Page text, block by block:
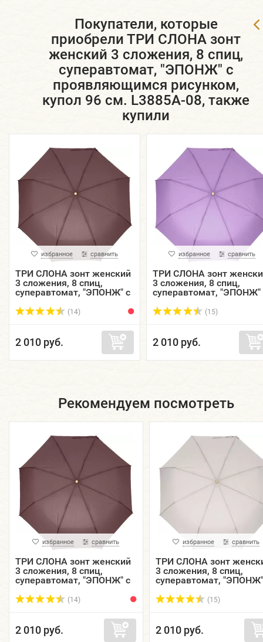
Покупатели, которые
приобрели ТРИ СЛОНА зонт
женский 3 сложения, 8 спиц,
суперавтомат, "ЭПОНЖ" с
проявляющимся рисунком,
купол 96 см. L3885A-08, также
купили
избранное сравнить
ТРИ СЛОНА зонт женский
3 сложения, 8 спиц,
суперавтомат, "ЭПОНЖ" с
рисунком, купол 96 см.
(14)
2 010 руб.
избранное сравнить
ТРИ СЛОНА зонт
3 сложения, 8 спиц,
суперавтомат, "ЭПОНЖ"
рисунком, купол 96 см.
(15)
2 010 руб.
Рекомендуем посмотреть
избранное сравнить
ТРИ СЛОНА зонт женский
3 сложения, 8 спиц,
суперавтомат, "ЭПОНЖ" с
рисунком, купол 96 см.
(14)
2 010 руб.
избранное сравнить
ТРИ СЛОНА зонт
3 сложения, 8 спиц,
суперавтомат,
рисунком, купол 96 см.
(15)
2 010 руб.